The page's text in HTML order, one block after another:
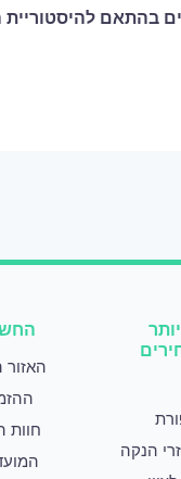
בהתאם
הנקה
האזור
חוות